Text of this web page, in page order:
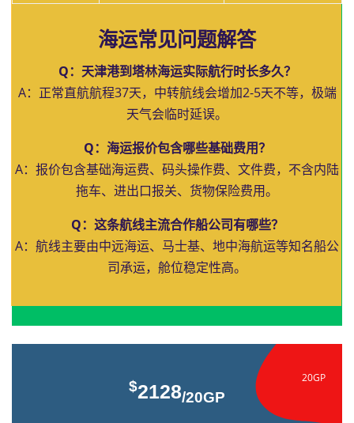
海运常见问题解答
Q：天津港到塔林海运实际航行时长多久？
A：正常直航航程37天，中转航线会增加2-5天不等，极端
天气会临时延误。
Q：海运报价包含哪些基础费用？
A：报价包含基础海运费、码头操作费、文件费，不含内陆
拖车、进出口报关、货物保险费用。
Q：这条航线主流合作船公司有哪些？
A：航线主要由中远海运、马士基、地中海航运等知名船公
司承运，舱位稳定性高。
20GP
$2128/20GP